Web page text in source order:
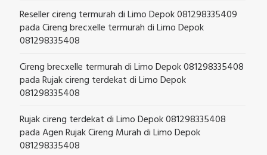
Reseller cireng termurah di Limo Depok 081298335409
padaCireng brecxelle termurah di Limo Depok
081298335408
Cireng brecxelle termurah di Limo Depok 081298335408
padaRujak cireng terdekat di Limo Depok
081298335408
Rujak cireng terdekat di Limo Depok 081298335408
padaAgen Rujak Cireng Murah di Limo Depok
081298335408